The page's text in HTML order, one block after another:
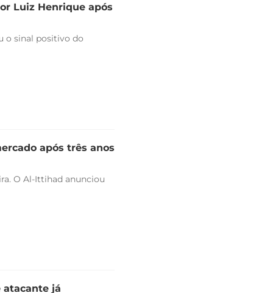
Luiz Henrique após
o sinal positivo do
após três anos
O Al-Ittihad anunciou
atacante já